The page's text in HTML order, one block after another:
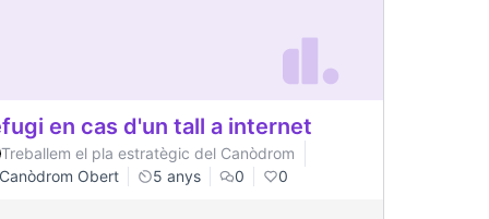
en cas d'un tall a internet
Treballem el pla estratègic del Canòdrom
Canòdrom Obert
5 anys 0 0